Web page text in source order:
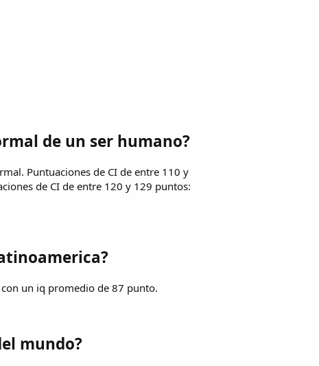
de un ser humano?
Puntuaciones de CI de entre 110 y
de CI de entre 120 y 129 puntos:
un iq promedio de 87 punto.
mundo?